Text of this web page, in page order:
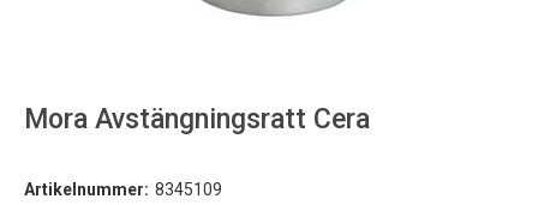
Mora Avstängningsratt Cera
Artikelnummer: 8345109